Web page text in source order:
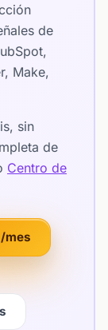
de
Make,
sin
de
Centro de
mes